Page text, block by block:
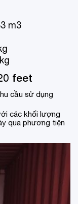
m3
feet
cầu sử dụng
các khối lượng
qua phương tiện